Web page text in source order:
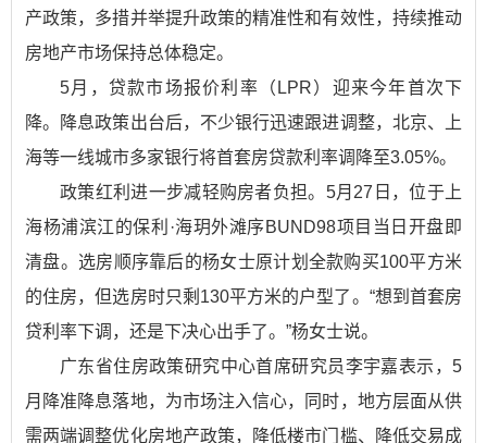
产政策，多措并举提升政策的精准性和有效性，持续推动
房地产市场保持总体稳定。
5月，贷款市场报价利率（LPR）迎来今年首次下
降。降息政策出台后，不少银行迅速跟进调整，北京、上
海等一线城市多家银行将首套房贷款利率调降至3.05%。
政策红利进一步减轻购房者负担。5月27日，位于上
海杨浦滨江的保利·海玥外滩序BUND98项目当日开盘即
清盘。选房顺序靠后的杨女士原计划全款购买100平方米
的住房，但选房时只剩130平方米的户型了。“想到首套房
贷利率下调，还是下决心出手了。”杨女士说。
广东省住房政策研究中心首席研究员李宇嘉表示，5
月降准降息落地，为市场注入信心，同时，地方层面从供
需两端调整优化房地产政策，降低楼市门槛、降低交易成